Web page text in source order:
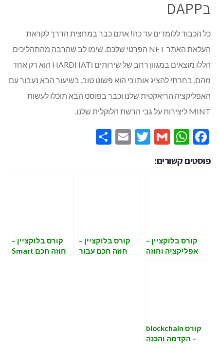
בDAPP
כל הכבוד ללומדים עד כה! אתם כבר במחצית הדרך לקראת
העלאת האתר NFT הפרטי שלכם. שימו לב שהרבה מהתהליכים
הללו מוצאים במגוון רחב של שירותים וHARDHAT הוא רק אחד
מהם, בחרתי להציג אותו כי הוא פשוט טוב. בשיעור הבא נעבור עם
האפליקציה הריאקטית שלנו וכבר בפוסט הבא תוכלו לעשות
MINT ליצירות על גבי הרשת הלוקלית שלנו.
Facebook
WhatsApp
Gmail
Twitter
Email
פוסטים קשורים:
קורס בלוקציין –
אפליקציה וחוזה
קורס בלוקציין –
חוזה חכם עבור
קורס בלוקציין –
חוזה חכם Smart
קורס blockchain
– הקדמה והכנה